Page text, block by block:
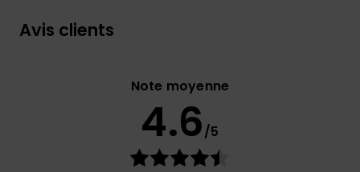
Avis clients
Note moyenne
4.6/5